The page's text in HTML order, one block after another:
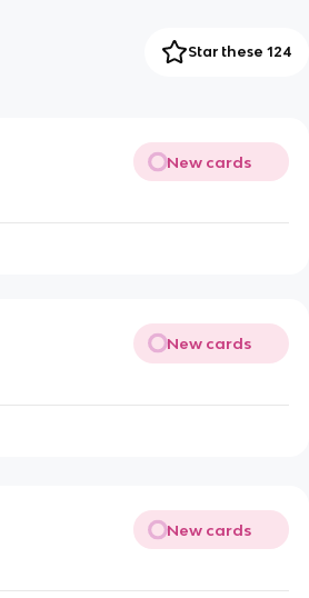
Star these 124
New cards
New cards
New cards